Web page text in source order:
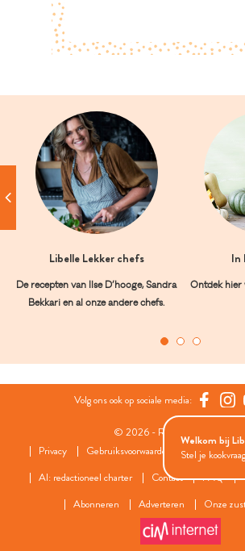
Libelle Lekker chefs
De recepten van Ilse D’hooge, Sandra
Bekkari en al onze andere chefs.
In
Ontdek hier
Volg ons ook op sociale media:
© 2026 - Roularta Media Group
Privacy
Gebruiksvoorwaarden Cookies
AI: redactioneel charter
Contact FAQ
Abonneren
Adverteren Onze
Welkom bij
Stel je